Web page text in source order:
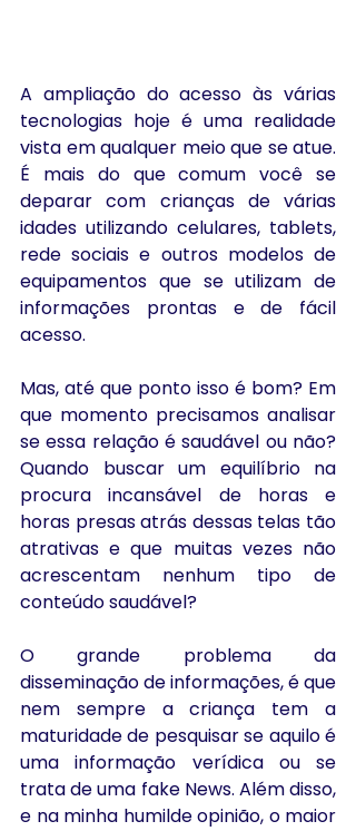
A ampliação do acesso às várias
tecnologias hoje é uma realidade
vista em qualquer meio que se atue.
É mais do que comum você se
deparar com crianças de várias
idades utilizando celulares, tablets,
rede sociais e outros modelos de
equipamentos que se utilizam de
informações prontas e de fácil
acesso.
Mas, até que ponto isso é bom? Em
que momento precisamos analisar
se essa relação é saudável ou não?
Quando buscar um equilíbrio na
procura incansável de horas e
horas presas atrás dessas telas tão
atrativas e que muitas vezes não
acrescentam nenhum tipo de
conteúdo saudável?
O grande problema da
disseminação de informações, é que
nem sempre a criança tem a
maturidade de pesquisar se aquilo é
uma informação verídica ou se
trata de uma fake News. Além disso,
e na minha humilde opinião, o maior